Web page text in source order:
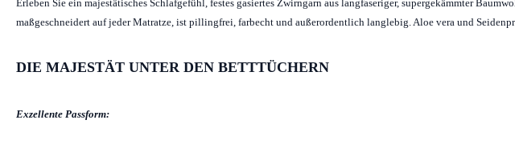
Erleben Sie ein majestätisches Schlafgefühl, festes gasiertes Zwirngarn aus langfaseriger, supergekämmter
maßgeschneidert auf jeder Matratze, ist pillingfrei, farbecht und außerordentlich langlebig. Aloe vera und
DIE MAJESTÄT UNTER DEN BETTTÜCHERN
Exzellente Passform: